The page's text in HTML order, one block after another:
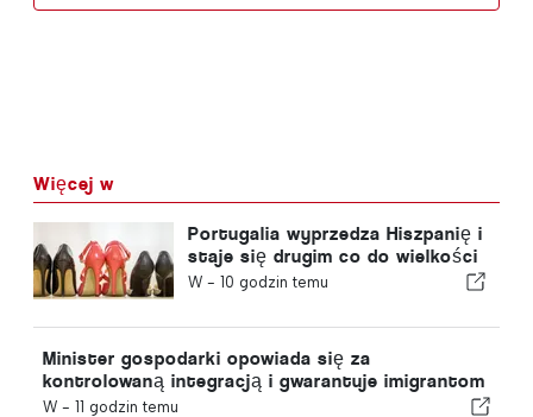
Więcej w
Portugalia wyprzedza Hiszpanię i
staje się drugim co do wielkości
producentem obuwia w Europie
W - 10 godzin temu
Minister gospodarki opowiada się za
kontrolowaną integracją i gwarantuje imigrantom
przyspieszoną ścieżkę procedury
W - 11 godzin temu